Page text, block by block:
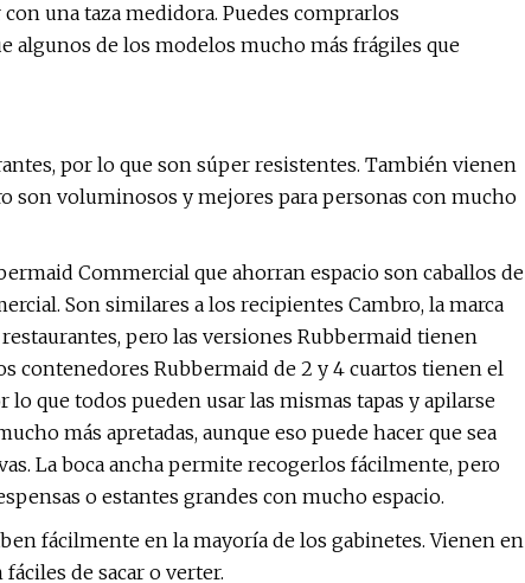
una taza medidora. Puedes comprarlos
algunos de los modelos mucho más frágiles que
por lo que son súper resistentes. También vienen
son voluminosos y mejores para personas con mucho
Commercial que ahorran espacio son caballos de
Son similares a los recipientes Cambro, la marca
pero las versiones Rubbermaid tienen
contenedores Rubbermaid de 2 y 4 cuartos tienen el
que todos pueden usar las mismas tapas y apilarse
más apretadas, aunque eso puede hacer que sea
La boca ancha permite recogerlos fácilmente, pero
o estantes grandes con mucho espacio.
fácilmente en la mayoría de los gabinetes. Vienen en
de sacar o verter.